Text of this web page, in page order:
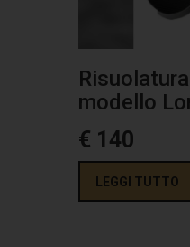
modello
€ 140
LEGGI TUTTO